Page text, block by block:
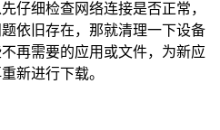
仔细检查网络连接是否正常，
依旧存在，那就清理一下设备
再需要的应用或文件，为新应
新进行下载。